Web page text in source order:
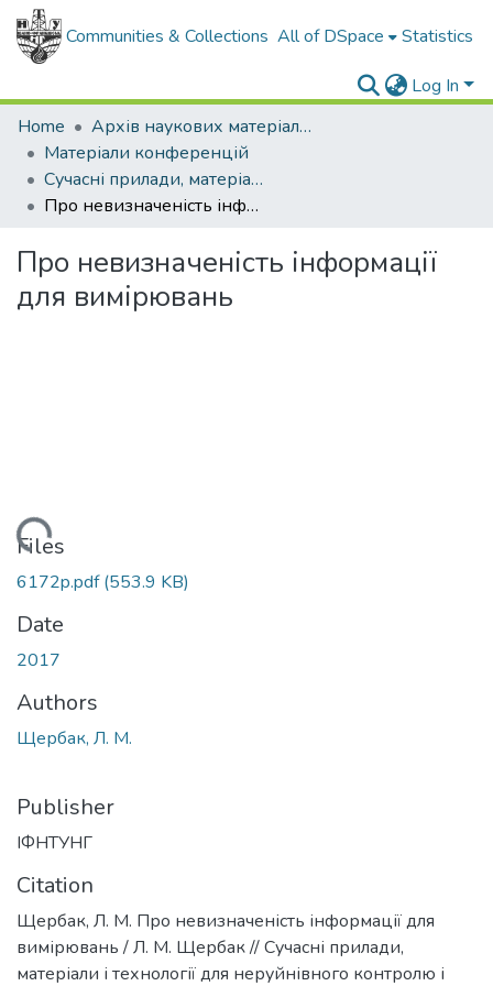
Communities & Collections All of DSpace Statistics
Log In
Home
Архів наукових матеріалів
Матеріали конференцій
Сучасні прилади, матеріали і технології для неруйнівного контролю і технічної діагностики машинобудівного і нафтогазового обладнання
Про невизначеність інформації для вимірювань
Про невизначеність інформації
для вимірювань
Loading...
Files
6172p.pdf(553.9 KB)
Date
2017
Authors
Щербак, Л. М.
Publisher
ІФНТУНГ
Citation
Щербак, Л. М. Про невизначеність інформації для
вимірювань / Л. М. Щербак // Сучасні прилади,
матеріали і технології для неруйнівного контролю і